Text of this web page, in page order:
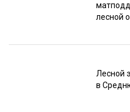
лесной
Лесной
в